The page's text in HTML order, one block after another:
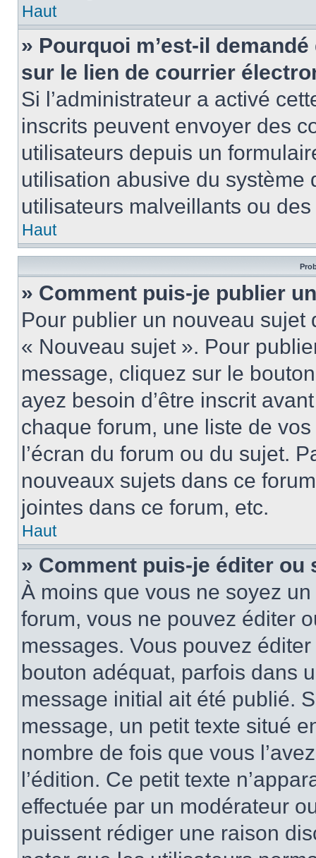
Haut
» Pourquoi m’est-il
sur le lien de courrier
Si l’administrateur a activé
inscrits peuvent envoyer des
utilisateurs depuis un
utilisation abusive du
utilisateurs malveillants ou
Haut
» Comment puis-je publier
Pour publier un nouveau
« Nouveau sujet ». Pour
message, cliquez sur le
ayez besoin d’être inscrit
chaque forum, une liste de
l’écran du forum ou du sujet.
nouveaux sujets dans ce
jointes dans ce forum, etc.
Haut
» Comment puis-je éditer
À moins que vous ne soyez
forum, vous ne pouvez éditer
messages. Vous pouvez
bouton adéquat, parfois dans
message initial ait été publié.
message, un petit texte situé
nombre de fois que vous
l’édition. Ce petit texte
effectuée par un modérateur
puissent rédiger une raison